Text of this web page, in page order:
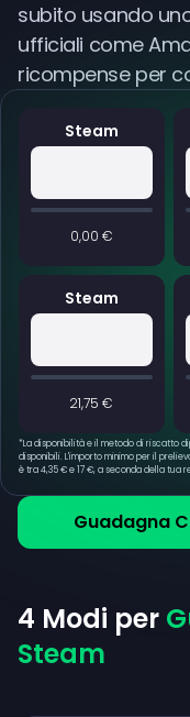
Guadagna
Steam
0,00 €
Steam
21,75 €
*La disponibilità e il metodo di riscatto
disponibili. L'importo minimo per il
è tra 4,35 € e 17 €, a seconda della tua
subito usando
ufficiali come
ricompense per
4 Modi per
Steam